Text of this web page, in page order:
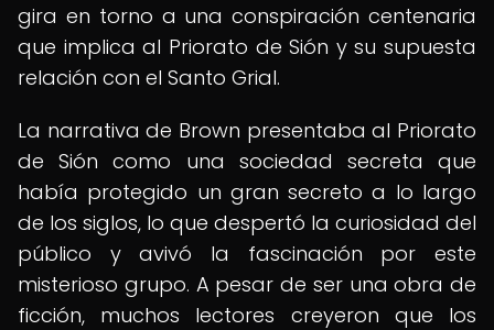
gira en torno a una conspiración centenaria
que implica al Priorato de Sión y su supuesta
relación con el Santo Grial.
La narrativa de Brown presentaba al Priorato
de Sión como una sociedad secreta que
había protegido un gran secreto a lo largo
de los siglos, lo que despertó la curiosidad del
público y avivó la fascinación por este
misterioso grupo. A pesar de ser una obra de
ficción, muchos lectores creyeron que los